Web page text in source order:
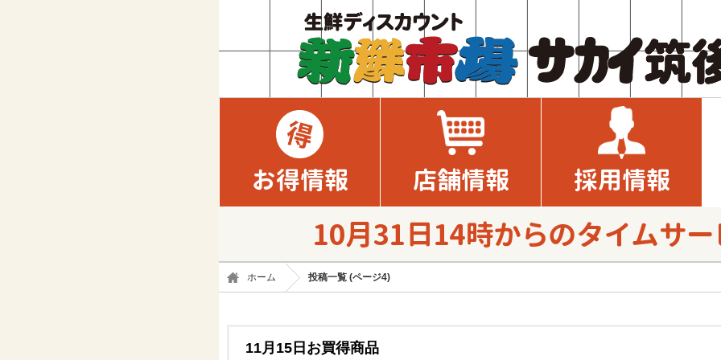
お得情報 店舗情報 採用情報
10月31日14時からのタイムサ
ホーム 投稿一覧 (ページ4)
11月15日お買得商品